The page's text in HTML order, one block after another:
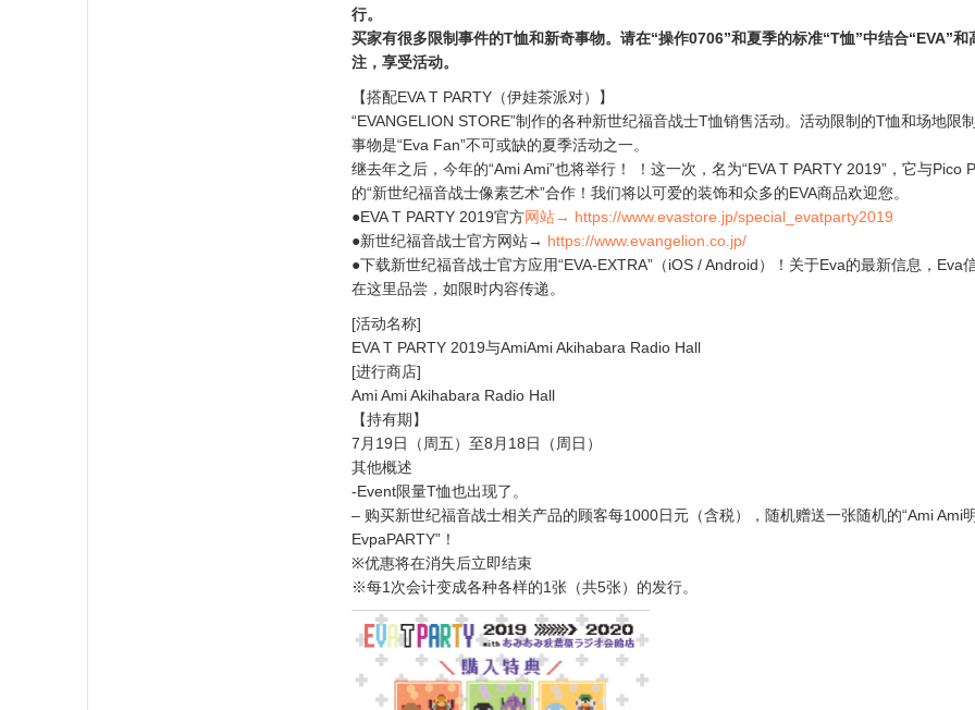
行。
买家有很多限制事件的T恤和新奇事物。请在“操作0706”和夏季的标准“T恤”中结合“EVA”和
注，享受活动。
【搭配EVA T PARTY（伊娃茶派对）】
“EVANGELION STORE”制作的各种新世纪福音战士T恤销售活动。活动限制的T恤和场地限
事物是“Eva Fan”不可或缺的夏季活动之一。
继去年之后，今年的“Ami Ami”也将举行！ ！这一次，名为“EVA T PARTY 2019”，它与Pico
的“新世纪福音战士像素艺术”合作！我们将以可爱的装饰和众多的EVA商品欢迎您。
●EVA T PARTY 2019官方网站→ https://www.evastore.jp/special_evatparty2019
●新世纪福音战士官方网站→ https://www.evangelion.co.jp/
●下载新世纪福音战士官方应用“EVA-EXTRA”（iOS / Android）！关于Eva的最新信息，Eva
在这里品尝，如限时内容传递。
[活动名称]
EVA T PARTY 2019与AmiAmi Akihabara Radio Hall
[进行商店]
Ami Ami Akihabara Radio Hall
【持有期】
7月19日（周五）至8月18日（周日）
其他概述
-Event限量T恤也出现了。
– 购买新世纪福音战士相关产品的顾客每1000日元（含税），随机赠送一张随机的“Ami Ami
EvpaPARTY”！
※优惠将在消失后立即结束
※每1次会计变成各种各样的1张（共5张）的发行。